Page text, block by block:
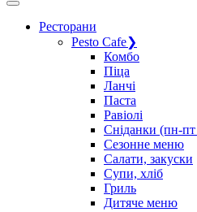
Ресторани
Pesto Cafe❯
Комбо
Піца
Ланчі
Паста
Равіолі
Сніданки (пн-
Сезонне меню
Салати, закуски
Супи, хліб
Гриль
Дитяче меню